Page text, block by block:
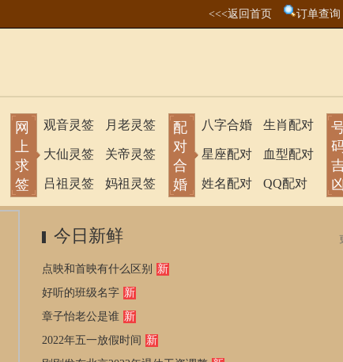
<<<返回首页 订单查询
网
上
求
签
观音灵签
大仙灵签
吕祖灵签
月老灵签
关帝灵签
妈祖灵签
配
对
合
婚
八字合婚
星座配对
姓名配对
生肖配对
血型配对
QQ配对
今日新鲜
点映和首映有什么区别
新
好听的班级名字 新
章子怡老公是谁 新
2022年五一放假时间 新